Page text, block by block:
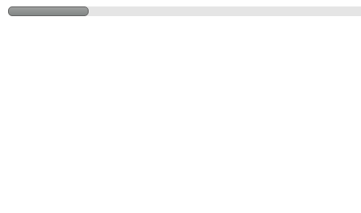
Киев, ул. Белицкого, пер.
Розовый
Киев, просп. Правды, 5
114